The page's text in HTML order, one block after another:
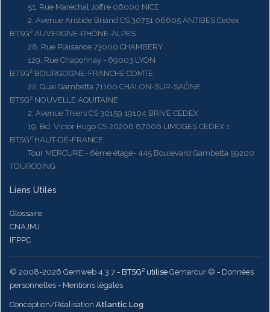
51, Rue Maréchal Joffre 06000 NICE
2, Avenue Aristide Briand CS 30751 06605 ANTIBES Cedex
BTSG² AUVERGNE-RHÔNE-ALPES
28, Rue Plaisance 73000 CHAMBERY
129, Rue Chaponnay - 69003 LYON
BTSG² BOURGOGNE-FRANCHE COMTE
22, Quai Gambetta 71100 CHALON-SUR-SAÔNE
BTSG² NOUVELLE AQUITAINE
2, Avenue Thiers CS 30159 19104 BRIVE CEDEX
19, Bd. Victor Hugo CS 20206 87006 LIMOGES CEDEX 1
BTSG² HAUT-DE-FRANCE
Tour MERCURE - 6ème étage- 445 Boulevard Gambetta 59200
TOURCOING
Liens Utiles
Glossaire
CNAJMJ
IFPPC
© 2008-2026 Gemweb 4.3.7 - BTSG² utilise Gemarcur © - Données
personnelles - Mentions légales
Conception/Réalisation Atlantic Log